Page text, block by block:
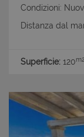
Condizioni:
Distanza dal
Superficie: 120m2